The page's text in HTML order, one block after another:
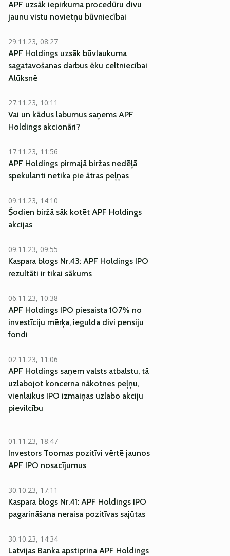
APF uzsāk iepirkuma procedūru divu
jaunu vistu novietņu būvniecībai
29.11.23, 08:27
APF Holdings uzsāk būvlaukuma
sagatavošanas darbus ēku celtniecībai
Alūksnē
27.11.23, 10:11
Vai un kādus labumus saņems APF
Holdings akcionāri?
17.11.23, 11:56
APF Holdings pirmajā biržas nedēļā
spekulanti netika pie ātras peļņas
09.11.23, 14:10
Šodien biržā sāk kotēt APF Holdings
akcijas
09.11.23, 09:55
Kaspara blogs Nr.43: APF Holdings IPO
rezultāti ir tikai sākums
06.11.23, 10:38
APF Holdings IPO piesaista 107% no
investīciju mērķa, iegulda divi pensiju
fondi
02.11.23, 11:06
APF Holdings saņem valsts atbalstu, tā
uzlabojot koncerna nākotnes peļņu,
vienlaikus IPO izmaiņas uzlabo akciju
pievilcību
01.11.23, 18:47
Investors Toomas pozitīvi vērtē jaunos
APF IPO nosacījumus
30.10.23, 17:11
Kaspara blogs Nr.41: APF Holdings IPO
pagarināšana neraisa pozitīvas sajūtas
30.10.23, 14:34
Latvijas Banka apstiprina APF Holdings